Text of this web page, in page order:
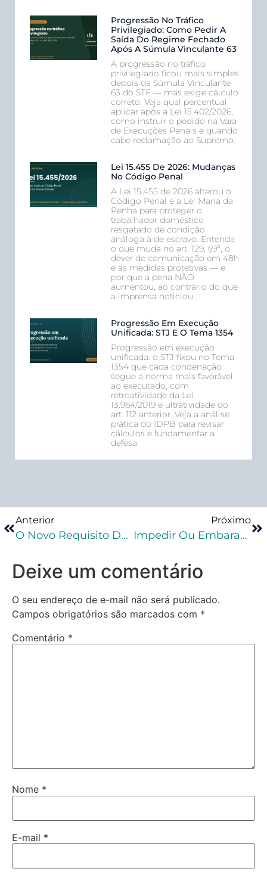
Progressão No Tráfico
Privilegiado: Como Pedir A
Saída Do Regime Fechado
Após A Súmula Vinculante 63
A progressão no tráfico
privilegiado ficou mais simples
depois da Súmula Vinculante
63 do STF — mas exige cálculo
correto. Veja qual percentual
aplicar após a Lei 15.402/2026,
como instruir o pedido na Vara
de Execuções Penais e quando
cabe reclamação ao Supremo.
Lei 15.455 De 2026: Mudanças
No Código Penal
A Lei 15.455 de 2026 alterou o
Código Penal e a Lei Maria da
Penha para proteger o
trabalhador doméstico
resgatado de condição
análoga à de escravo. Entenda
o que muda no art. 129, §9º, o
dever de comunicação em 48h
e as medidas protetivas — e
por que a pena NÃO
aumentou, ao contrário do que
a imprensa noticiou.
Progressão Em Execução
Unificada: STJ E O Tema 1354
Progressão em execução
unificada: o STJ fixou no Tema
1354 que cada condenação
segue a norma mais favorável
ao executado, com
retroatividade da Lei
13.964/2019 e ultratividade do
art. 112 anterior. Veja a análise
prática do IDPB para revisar
cálculos e fundamentar a
defesa.
Anterior
O Novo Requisito Do Livramento Condicional Trazido Pelo Pacote Anticrime
Próximo
Impedir Ou Embaraçar Investigação Penal De Organização Criminosa É Crime Material
Deixe um comentário
O seu endereço de e-mail não será publicado.
Campos obrigatórios são marcados com *
Comentário *
Nome *
E-mail *